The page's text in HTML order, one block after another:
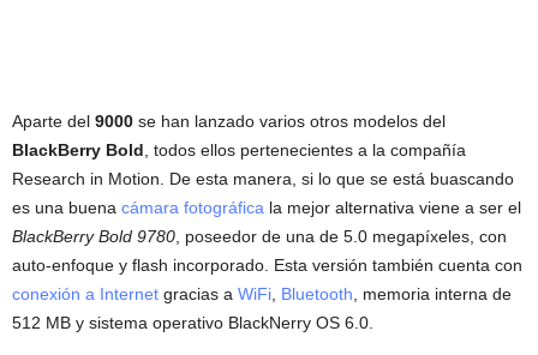
Aparte del 9000 se han lanzado varios otros modelos del
BlackBerry Bold , todos ellos pertenecientes a la compañía
Research in Motion. De esta manera, si lo que se está buascando
es una buena cámara fotográfica la mejor alternativa viene a ser el
BlackBerry Bold 9780 , poseedor de una de 5.0 megapíxeles, con
auto-enfoque y flash incorporado. Esta versión también cuenta con
conexión a Internet gracias a WiFi Bluetooth , memoria interna de
512 MB y sistema operativo BlackNerry OS 6.0.